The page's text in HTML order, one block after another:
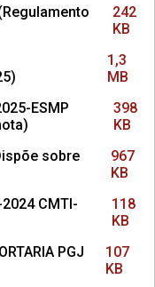
242
KB
1,3
MB
ESMP
398
KB
sobre
967
KB
2024 CMTI-
118
KB
PGJ
107
KB